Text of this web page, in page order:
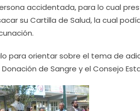
accidentada, para lo cual
su Cartilla de Salud, la cual
para orientar sobre el tema de
de Sangre y el Consejo